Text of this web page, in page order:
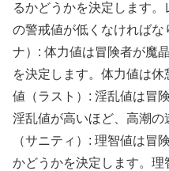
るかどうかを決定します
の警戒値が低くなければな
ナ）: 体力値は冒険者が魔
を決定します。体力値は
値（ラスト）: 淫乱値は冒
淫乱値が高いほど、高潮
（サニティ）: 理智値は冒
かどうかを決定します。